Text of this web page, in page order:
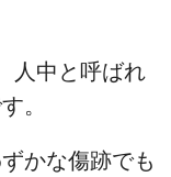
人中と呼ばれ
。
かな傷跡でも